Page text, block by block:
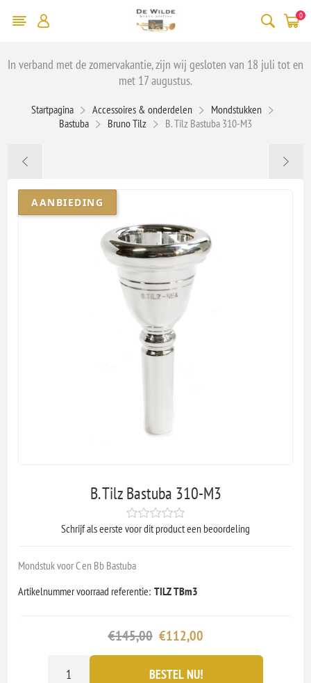
0
In verband met de zomervakantie, zijn wij gesloten van 18 juli tot en
met 17 augustus.
Startpagina Accessoires & onderdelen
Mondstukken
Bastuba
Bruno Tilz B. Tilz Bastuba 310-M3
AANBIEDING
B. Tilz Bastuba 310-M3
Schrijf als eerste voor dit product een beoordeling
Mondstuk voor C en Bb Bastuba
Artikelnummer voorraad referentie: TILZ TBm3
€145,00 €112,00
BESTEL NU!